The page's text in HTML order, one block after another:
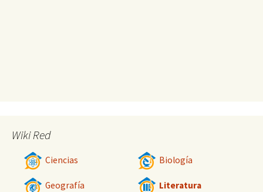
Wiki Red
Ciencias Biología
Geografía Literatura